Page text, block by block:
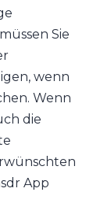
Sie
wenn
Wenn
die
App